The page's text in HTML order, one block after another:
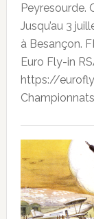
Peyresourde.
Jusqu’au 3
à Besançon.
Euro Fly-in
https://